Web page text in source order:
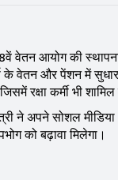
वेतन आयोग की
के वेतन और पेंशन में
रक्षा कर्मी भी शामिल
ने अपने सोशल
को बढ़ावा मिलेगा।